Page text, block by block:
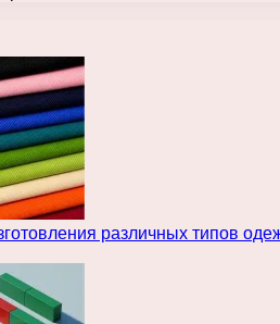
различных типов